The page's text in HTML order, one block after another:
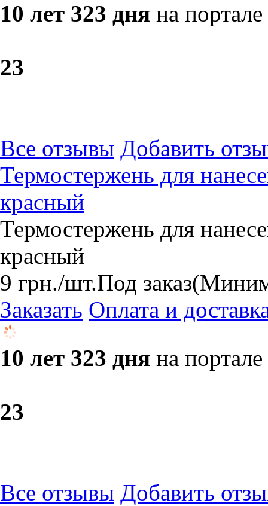
10 лет 323 дня на портале
23
Все отзывы Добавить
Термостержень для
красный
Термостержень для
красный
9 грн./шт.Под заказ
Заказать Оплата и
10 лет 323 дня на портале
23
Все отзывы Добавить